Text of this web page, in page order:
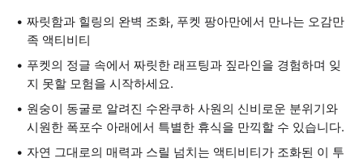
짜릿함과 힐링의 완벽 조화, 푸켓 팡아만에서 만나는 오감만
족 액티비티
푸켓의 정글 속에서 짜릿한 래프팅과 짚라인을 경험하며 잊
지 못할 모험을 시작하세요.
원숭이 동굴로 알려진 수완쿠하 사원의 신비로운 분위기와
시원한 폭포수 아래에서 특별한 휴식을 만끽할 수 있습니다.
자연 그대로의 매력과 스릴 넘치는 액티비티가 조화된 이 투